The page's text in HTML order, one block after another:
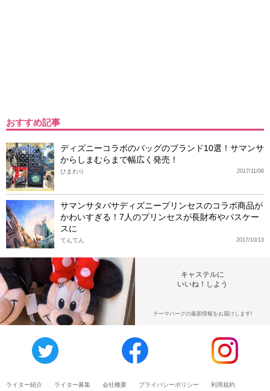
おすすめ記事
ディズニーコラボのバッグのブランド10選！サマンサ
からしまむらまで幅広く発売！
2017/11/06
ひまわり
サマンサタバサディズニープリンセスのコラボ商品が
かわいすぎる！7人のプリンセスが長財布やパスケー
スに
2017/10/13
てんてん
キャステルに
いいね！しよう
テーマパークの最新情報をお届けします!
ライター紹介 ライター募集 会社概要 プライバシーポリシー 利用規約